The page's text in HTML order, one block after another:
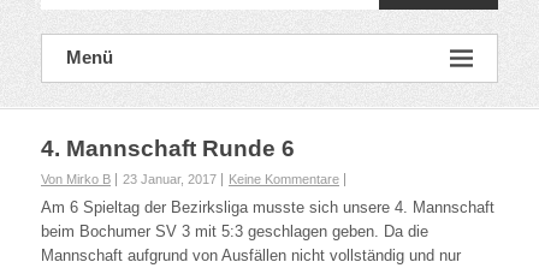
Menü
4. Mannschaft Runde 6
Von Mirko B 23 Januar, 2017 Keine Kommentare
Am 6 Spieltag der Bezirksliga musste sich unsere 4. Mannschaft
beim Bochumer SV 3 mit 5:3 geschlagen geben. Da die
Mannschaft aufgrund von Ausfällen nicht vollständig und nur